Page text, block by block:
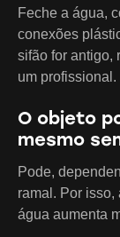
Feche a água,
conexões
sifão for antigo,
um profissional.
O objeto
mesmo
Pode,
ramal. Por
água aumenta